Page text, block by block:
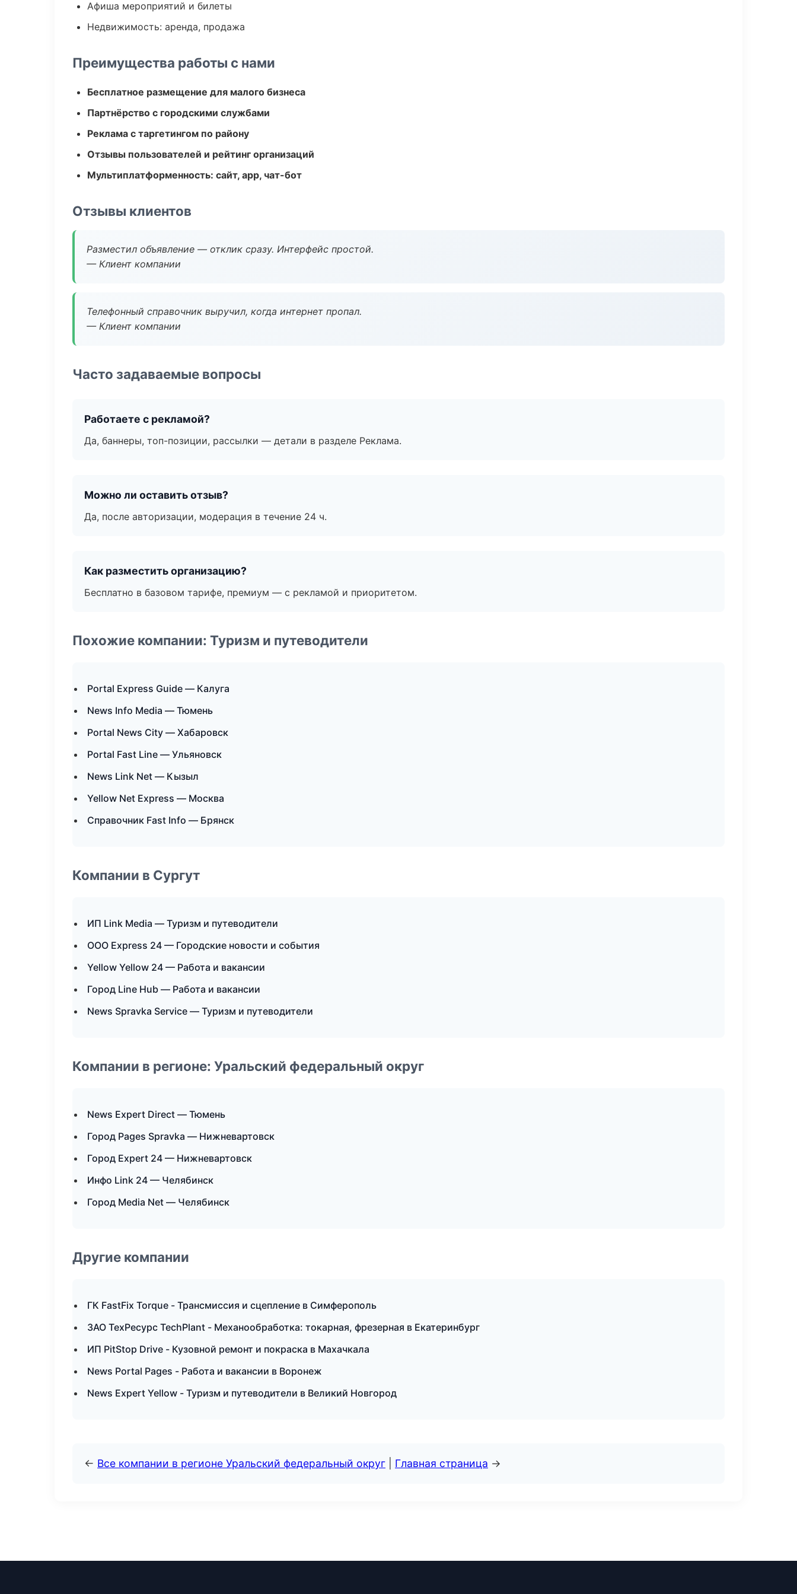
Афиша мероприятий и билеты
Недвижимость: аренда, продажа
Преимущества работы с нами
Бесплатное размещение для малого бизнеса
Партнёрство с городскими службами
Реклама с таргетингом по району
Отзывы пользователей и рейтинг организаций
Мультиплатформенность: сайт, app, чат-бот
Отзывы клиентов
Разместил объявление — отклик сразу. Интерфейс простой.
— Клиент компании
Телефонный справочник выручил, когда интернет пропал.
— Клиент компании
Часто задаваемые вопросы
Работаете с рекламой?
Да, баннеры, топ-позиции, рассылки — детали в разделе Реклама.
Можно ли оставить отзыв?
Да, после авторизации, модерация в течение 24 ч.
Как разместить организацию?
Бесплатно в базовом тарифе, премиум — с рекламой и приоритетом.
Похожие компании: Туризм и путеводители
Portal Express Guide — Калуга
News Info Media — Тюмень
Portal News City — Хабаровск
Portal Fast Line — Ульяновск
News Link Net — Кызыл
Yellow Net Express — Москва
Справочник Fast Info — Брянск
Компании в Сургут
ИП Link Media — Туризм и путеводители
ООО Express 24 — Городские новости и события
Yellow Yellow 24 — Работа и вакансии
Город Line Hub — Работа и вакансии
News Spravka Service — Туризм и путеводители
Компании в регионе: Уральский федеральный округ
News Expert Direct — Тюмень
Город Pages Spravka — Нижневартовск
Город Expert 24 — Нижневартовск
Инфо Link 24 — Челябинск
Город Media Net — Челябинск
Другие компании
ГК FastFix Torque - Трансмиссия и сцепление в Симферополь
ЗАО ТехРесурс TechPlant - Механообработка: токарная, фрезерная в Екатеринбург
ИП PitStop Drive - Кузовной ремонт и покраска в Махачкала
News Portal Pages - Работа и вакансии в Воронеж
News Expert Yellow - Туризм и путеводители в Великий Новгород
← Все компании в регионе Уральский федеральный округ Главная страница →